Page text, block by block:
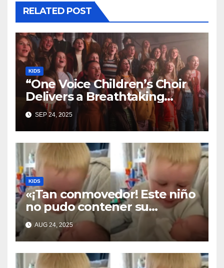
RELATED POST
KIDS
“One Voice Children’s Choir
Delivers a Breathtaking
Cover of ‘I’ll Stand By You’”
SEP 24, 2025
KIDS
«¡Tan conmovedor! Este niño
no pudo contener su
emoción al conocer a su
hermanita recién nacida. Su
encuentro fue filmado»
AUG 24, 2025